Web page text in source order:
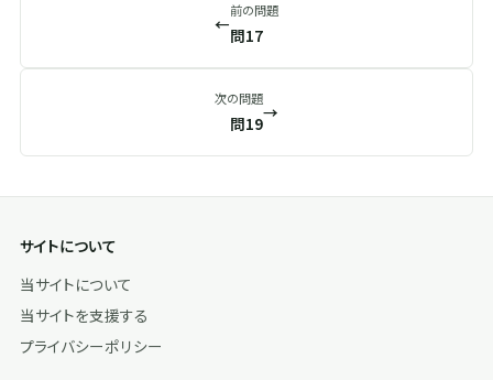
←
前の問題
問17
次の問題
問19
→
サイトについて
当サイトについて
当サイトを支援する
プライバシーポリシー